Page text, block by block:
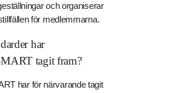
och organiserar
för medlemmarna.
har
tagit fram?
har för närvarande tagit